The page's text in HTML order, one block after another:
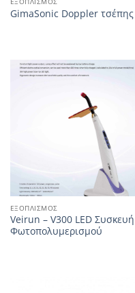
GimaSonic Doppler τσέπης
ΕΞΟΠΛΙΣΜΌΣ
Veirun – V300 LED Συσκευή
Φωτοπολυμερισμού